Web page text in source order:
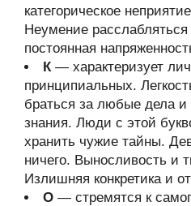
категорическое
Неумение
постоянная
К— характеризует
принципиальных.
браться за любые дела и
знания. Люди с этой
хранить чужие тайны.
ничего. Выносливость и
Излишняя конкретика и
О — стремятся к